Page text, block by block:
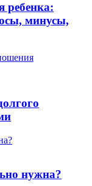
ребенка:
минусы,
нужна?